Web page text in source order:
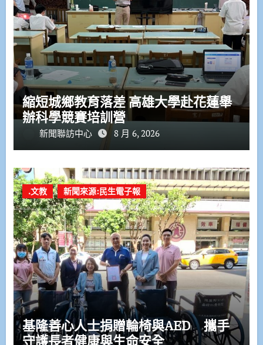
縮短城鄉教育落差 高雄大學赴花蓮舉
辦科學競賽培訓營
新聞聯訪中心 8 月 6, 2026
.文教 新聞來源:民生電子報
基隆善心人士捐贈輪椅與AED 攜手
守護長者健康與生命安全